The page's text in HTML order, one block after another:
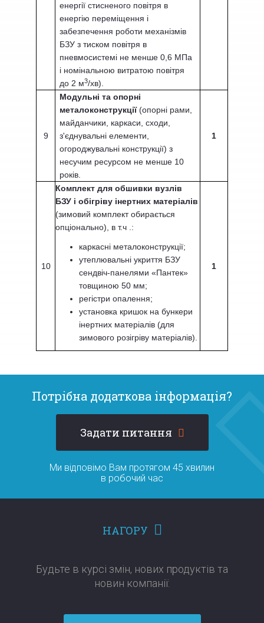
енергії стисненого повітря в
енергію переміщення і
забезпечення роботи механізмів
БЗУ з тиском повітря в
пневмосистемі не менше 0,6 МПа
і номінальною витратою повітря
до 2 м3/хв).
9
Модульні та опорні
металоконструкції(опорні рами,
майданчики, каркаси, сходи,
з'єднувальні елементи,
огороджувальні конструкції) з
несучим ресурсом не менше 10
років.
1
10
Комплект для обшивки вузлів
БЗУ і обігріву інертних матеріалів
(зимовий комплект обирається
опціонально), в т.ч .:
каркасні металоконструкції;
утеплювальні укриття БЗУ
сендвіч-панелями «Пантек»
товщиною 50 мм;
регістри опалення;
установка кришок на бункери
інертних матеріалів (для
зимового розігріву матеріалів).
1
Потрібна додаткова інформація?
Задати питання
Ми відповімо Вам протягом 45 хвилин
в робочий час
НАГОРУ
Будьте в курсі змін, нових продуктів та
новин компанії:​​​​​​​